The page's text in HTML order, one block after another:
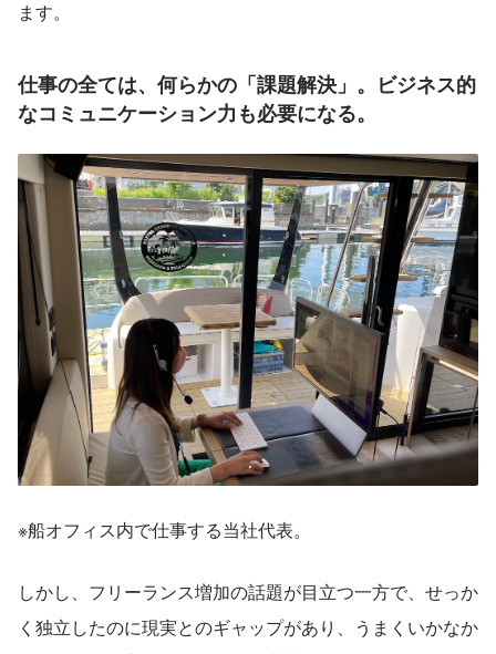
ます。
仕事の全ては、何らかの「課題解決」。ビジネス的
なコミュニケーション力も必要になる。
※船オフィス内で仕事する当社代表。
しかし、フリーランス増加の話題が目立つ一方で、せっか
く独立したのに現実とのギャップがあり、うまくいかなか